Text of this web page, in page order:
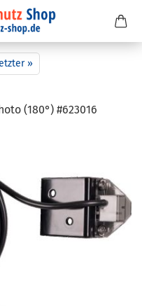
»
(180°) #623016